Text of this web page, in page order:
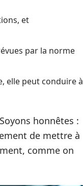
et
par la norme
elle peut conduire à
honnêtes :
de mettre à
comme on